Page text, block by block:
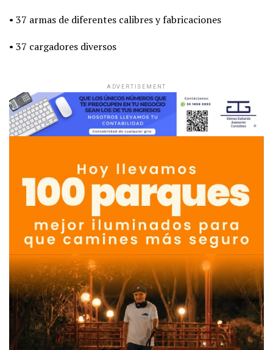
• 37 armas de diferentes calibres y fabricaciones
• 37 cargadores diversos
ADVERTISEMENT